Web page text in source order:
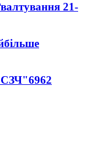
21-
СЗЧ"6962